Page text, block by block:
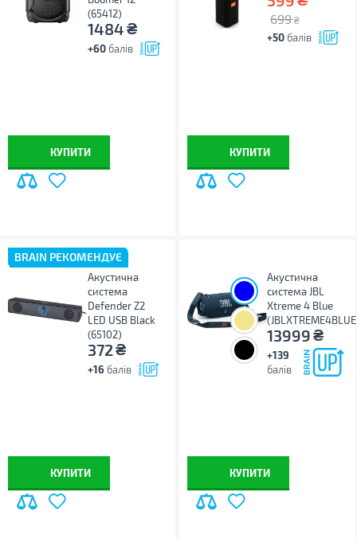
(65412)
1484₴
+60 балів
КУПИТИ
699 ₴
+50 балів
КУПИТИ
BRAIN РЕКОМЕНДУЄ
Акустична
система
Defender Z2
LED USB Black
(65102)
372₴
+16 балів
КУПИТИ
Акустична
система JBL
Xtreme 4 Blue
13999₴
+139
балів
КУПИТИ